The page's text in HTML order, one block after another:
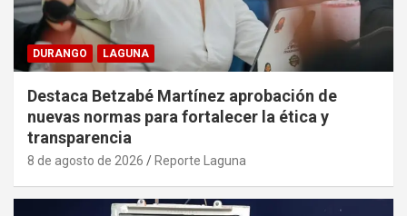
DURANGO LAGUNA
Destaca Betzabé Martínez aprobación de
nuevas normas para fortalecer la ética y
transparencia
8 de agosto de 2026 Reporte Laguna